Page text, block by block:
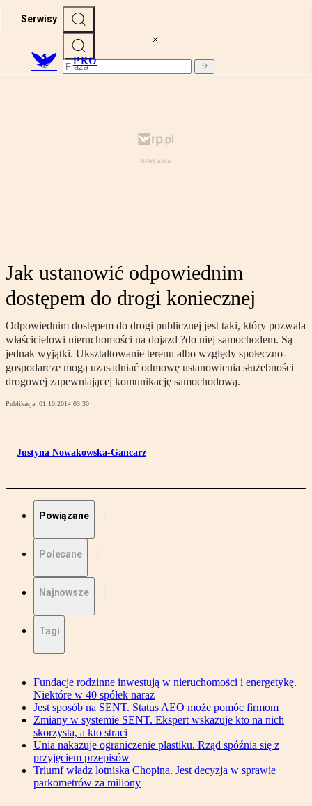
Serwisy
PRO
Jak ustanowić odpowiednim
dostępem do drogi koniecznej
Odpowiednim dostępem do drogi publicznej jest taki, który pozwala
właścicielowi nieruchomości na dojazd ?do niej samochodem. Są
jednak wyjątki. Ukształtowanie terenu albo względy społeczno-
gospodarcze mogą uzasadniać odmowę ustanowienia służebności
drogowej zapewniającej komunikację samochodową.
Publikacja: 01.10.2014 03:30
Justyna Nowakowska-Gancarz
Powiązane
Polecane
Najnowsze
Tagi
Fundacje rodzinne inwestują w nieruchomości i energetykę.
Niektóre w 40 spółek naraz
Jest sposób na SENT. Status AEO może pomóc firmom
Zmiany w systemie SENT. Ekspert wskazuje kto na nich
skorzysta, a kto straci
Unia nakazuje ograniczenie plastiku. Rząd spóźnia się z
przyjęciem przepisów
Triumf władz lotniska Chopina. Jest decyzja w sprawie
parkometrów za miliony